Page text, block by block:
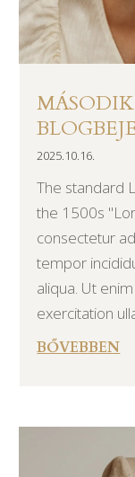
2025.10.16.
The standard
the 1500s
consectetur
tempor
aliqua. Ut
exercitation
BŐVEBBEN